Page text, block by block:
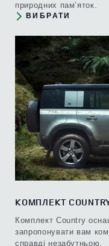
природних пам’яток.
ВИБРАТИ
КОМПЛЕКТ
Комплект Country
запропонувати вам
справді незабутньою.